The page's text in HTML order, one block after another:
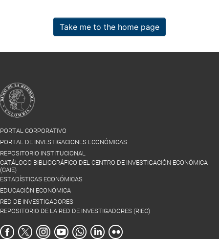
Take me to the home page
PORTAL CORPORATIVO
PORTAL DE INVESTIGACIONES ECONÓMICAS
REPOSITORIO INSTITUCIONAL
CATÁLOGO BIBLIOGRÁFICO DEL CENTRO DE INVESTIGACIÓN ECONÓMICA
(CAIE)
ESTADÍSTICAS ECONÓMICAS
EDUCACIÓN ECONÓMICA
RED DE INVESTIGADORES
REPOSITORIO DE LA RED DE INVESTIGADORES (RIEC)